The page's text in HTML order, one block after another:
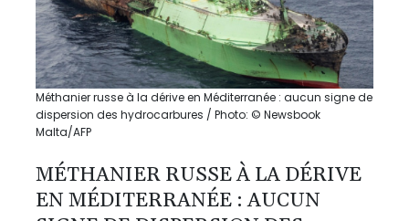
Méthanier russe à la dérive en Méditerranée : aucun signe de
dispersion des hydrocarbures / Photo: © Newsbook
Malta/AFP
MÉTHANIER RUSSE À LA DÉRIVE
EN MÉDITERRANÉE : AUCUN